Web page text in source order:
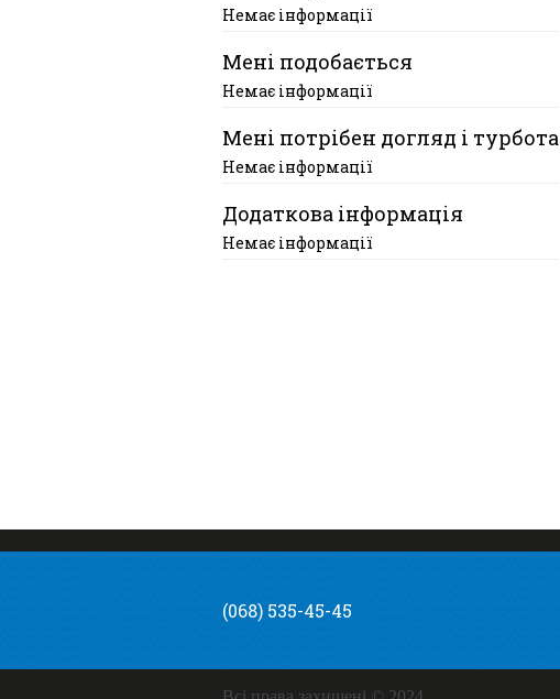
Немає інформації
Мені подобається
Немає інформації
Мені потрібен догляд і турбота
Немає інформації
Додаткова інформація
Немає інформації
(068) 535-45-45